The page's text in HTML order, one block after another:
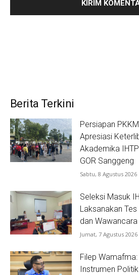
Berita Terkini
Persiapan
Apresiasi
Akademika
GOR Sanggeng
Sabtu, 8 Agustus 2026
Seleksi Masuk
Laksanakan
dan Wawancara
Jumat, 7 Agustus 2026
Filep
Instrumen